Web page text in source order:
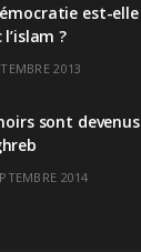
est-
l’islam ?
2013
sont
2014